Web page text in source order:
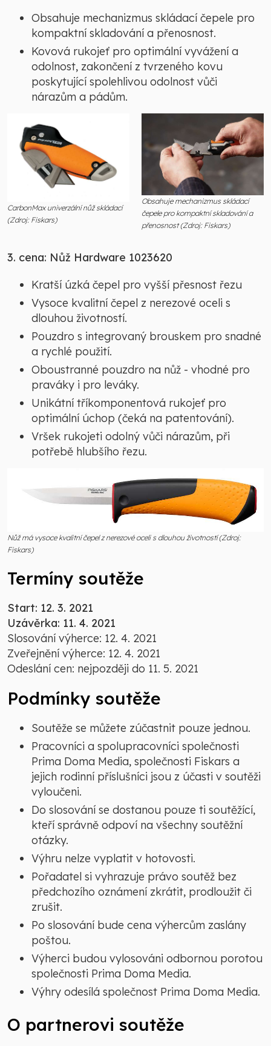
Obsahuje mechanizmus skládací čepele pro
kompaktní skladování a přenosnost.
Kovová rukojeť pro optimální vyvážení a
odolnost, zakončení z tvrzeného kovu
poskytující spolehlivou odolnost vůči
nárazům a pádům.
CarbonMax univerzální nůž skládací
(Zdroj: Fiskars)
Obsahuje mechanizmus skládací
čepele pro kompaktní skladování a
přenosnost (Zdroj: Fiskars)
3. cena: Nůž Hardware 1023620
Kratší úzká čepel pro vyšší přesnost řezu
Vysoce kvalitní čepel z nerezové oceli s
dlouhou životností.
Pouzdro s integrovaný brouskem pro snadné
a rychlé použití.
Oboustranné pouzdro na nůž - vhodné pro
praváky i pro leváky.
Unikátní tříkomponentová rukojeť pro
optimální úchop (čeká na patentování).
Vršek rukojeti odolný vůči nárazům, při
potřebě hlubšího řezu.
Nůž má vysoce kvalitní čepel z nerezové oceli s dlouhou životností (Zdroj:
Fiskars)
Termíny soutěže
Start: 12. 3. 2021
Uzávěrka: 11. 4. 2021
Slosování výherce: 12. 4. 2021
Zveřejnění výherce: 12. 4. 2021
Odeslání cen: nejpozději do 11. 5. 2021
Podmínky soutěže
Soutěže se můžete zúčastnit pouze jednou.
Pracovníci a spolupracovníci společnosti
Prima Doma Media, společnosti Fiskars a
jejich rodinní příslušníci jsou z účasti v soutěži
vyloučeni.
Do slosování se dostanou pouze ti soutěžící,
kteří správně odpoví na všechny soutěžní
otázky.
Výhru nelze vyplatit v hotovosti.
Pořadatel si vyhrazuje právo soutěž bez
předchozího oznámení zkrátit, prodloužit či
zrušit.
Po slosování bude cena výhercům zaslány
poštou.
Výherci budou vylosováni odbornou porotou
společnosti Prima Doma Media.
Výhry odesílá společnost Prima Doma Media.
O partnerovi soutěže